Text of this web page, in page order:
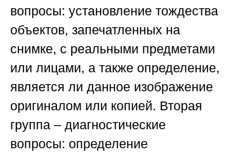
вопросы: установление тождества
объектов, запечатленных на
снимке, с реальными предметами
или лицами, а также определение,
является ли данное изображение
оригиналом или копией. Вторая
группа – диагностические
вопросы: определение